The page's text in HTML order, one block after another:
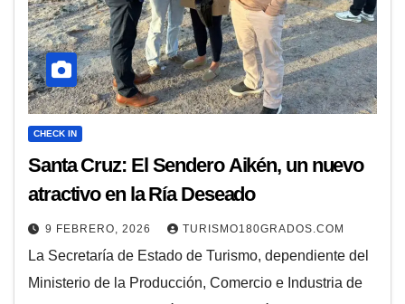
CHECK IN
Santa Cruz: El Sendero Aikén, un nuevo
atractivo en la Ría Deseado
9 FEBRERO, 2026 TURISMO180GRADOS.COM
La Secretaría de Estado de Turismo, dependiente del
Ministerio de la Producción, Comercio e Industria de